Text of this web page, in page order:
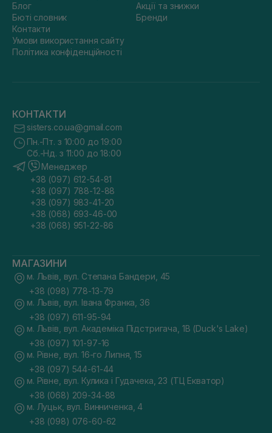
Блог
Бюті словник
Контакти
Умови використання сайту
Політика конфіденційності
Акції та знижки
Бренди
КОНТАКТИ
sisters.co.ua@gmail.com
Пн.-Пт. з 10:00 до 19:00
Сб.-Нд. з 11:00 до 18:00
Менеджер
+38 (097) 612-54-81
+38 (097) 788-12-88
+38 (097) 983-41-20
+38 (068) 693-46-00
+38 (068) 951-22-86
МАГАЗИНИ
м. Львів, вул. Степана Бандери, 45
+38 (098) 778-13-79
м. Львів, вул. Івана Франка, 36
+38 (097) 611-95-94
м. Львів, вул. Академіка Підстригача, 1В (Duck's Lake)
+38 (097) 101-97-16
м. Рівне, вул. 16-го Липня, 15
+38 (097) 544-61-44
м. Рівне, вул. Кулика і Гудачека, 23 (ТЦ Екватор)
+38 (068) 209-34-88
м. Луцьк, вул. Винниченка, 4
+38 (098) 076-60-62